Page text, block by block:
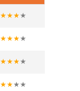
★★★★
★★★★
★★★★
★★★★